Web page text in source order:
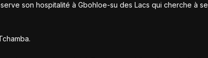
son hospitalité à Gbohloe-su des Lacs qui cherche à se